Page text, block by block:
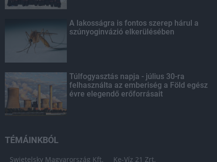
A lakosságra is fontos szerep hárul a
szúnyoginvázió elkerülésében
Túlfogyasztás napja - július 30-ra
felhasználta az emberiség a Föld egész
évre elegendő erőforrásait
TÉMÁINKBÓL
Swietelsky Magyarország Kft. Ke-Víz 21 Zrt.